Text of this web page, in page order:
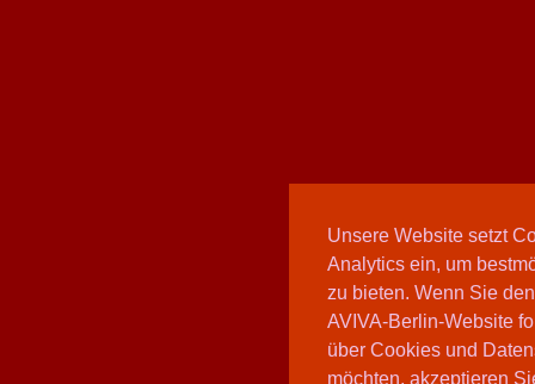
Unsere Website setzt
Analytics ein, um
zu bieten. Wenn Sie
AVIVA-Berlin-Website
über Cookies und
möchten, akzeptieren